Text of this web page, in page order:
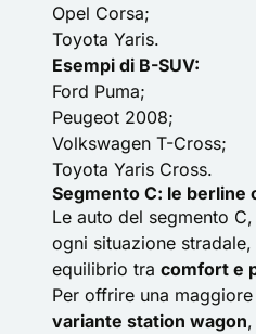
Opel Corsa;
Toyota Yaris.
Esempi di B-SUV:
Ford Puma;
Peugeot 2008;
Volkswagen T-Cross;
Toyota Yaris Cross.
Segmento C: le berline
Le auto del segmento
ogni situazione
equilibrio tra comfort e
Per offrire una
variante station wagon